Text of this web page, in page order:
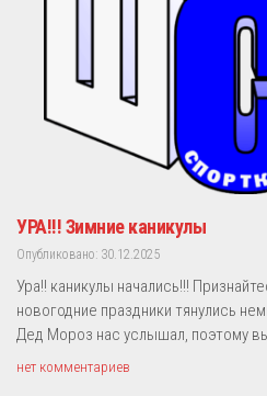
УРА!!! Зимние каникулы
Опубликовано: 30.12.2025
Ура!! каникулы начались!!!
новогодние праздники тянулись
Дед Мороз нас услышал, поэтому
нет комментариев